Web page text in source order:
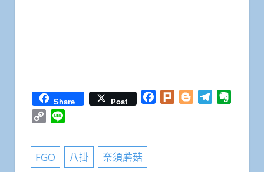
Share Post Facebook
Plurk BloggerTelegram
Copy
FGO 八掛 奈須蘑菇